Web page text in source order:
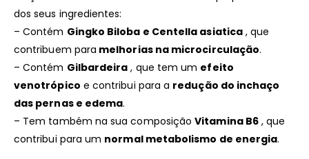
dos seus ingredientes:
– Contém Gingko Biloba e Centella asiatica, que
contribuem para melhorias na microcirculação.
– Contém Gilbardeira , que tem um efeito
venotrópico e contribui para a redução do inchaço
das pernas e edema.
– Tem também na sua composiçãoVitamina B6, que
contribui para um normal metabolismo de energia.